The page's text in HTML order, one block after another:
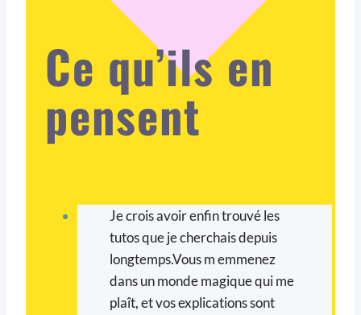
Ce qu’ils en
pensent
Je crois avoir enfin trouvé les
tutos que je cherchais depuis
longtemps.Vous m emmenez
dans un monde magique qui me
plaît, et vos explications sont